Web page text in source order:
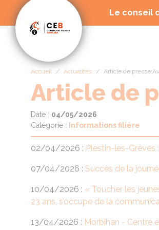
Le conseil
Accueil Actualités Article de presse
Article de
Date : 04/05/2026
Catégorie :
Informations filière
02/04/2026 : Plestin-les-Grèves
07/04/2026 : Succès de la
10/04/2026 : « Toucher les
23 ans, s’occupe de la
13/04/2026 : Morbihan - Centre
Panneau de gestion des cookies